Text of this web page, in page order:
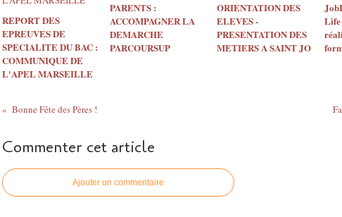
REPORT DES
EPREUVES DE
SPECIALITE DU BAC :
COMMUNIQUE DE
L'APEL MARSEILLE
PARENTS :
ACCOMPAGNER LA
DEMARCHE
PARCOURSUP
ORIENTATION DES
ELEVES -
PRESENTATION DES
METIERS A SAINT JO
Life
Bonne Fête des Pères !
Commenter cet article
Ajouter un commentaire